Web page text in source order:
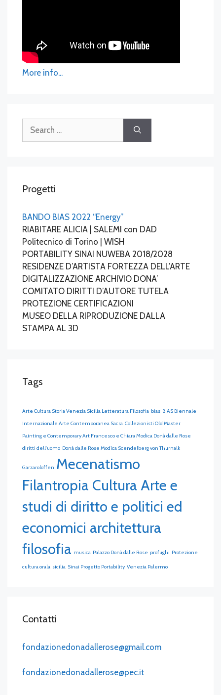
More info...
Search
Progetti
BANDO BIAS 2022 “Energy”
RIABITARE ALICIA | SALEMI con DAD
Politecnico di Torino | WISH
PORTABILITY SINAI NUWEBA 2018/2028
RESIDENZE D’ARTISTA FORTEZZA DELL’ARTE
DIGITALIZZAZIONE ARCHIVIO DONA’
COMITATO DIRITTI D’AUTORE TUTELA
PROTEZIONE CERTIFICAZIONI
MUSEO DELLA RIPRODUZIONE DALLA
STAMPA AL 3D
Tags
Arte Cultura Storia Venezia Sicilia Letteratura Filosofia bias BIAS Biennale
Internazionale Arte Contemporanea Sacra Collezionisti Old Master
Painting e Contemporary Art Francesco e Chiara Modica Donà dalle Rose
diritti dell'uomo Donà dalle Rose Modìca Scendelberg von Thurnalk
Garzaroloffen Mecenatismo
Filantropia Cultura Arte e
studi di diritto e politici ed
economici architettura
filosofia musica Palazzo Donà dalle Rose profughi Protezione
cultura orala sicilia Sinai Progetto Portability Venezia Palermo
Contatti
fondazionedonadallerose@gmail.com
fondazionedonadallerose@pec.it